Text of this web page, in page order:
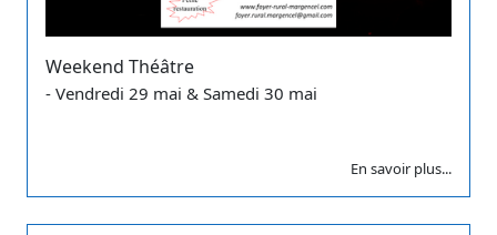
Weekend Théâtre
- Vendredi 29 mai & Samedi 30 mai
En savoir plus...